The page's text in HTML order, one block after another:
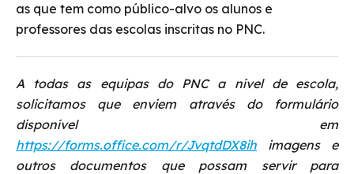
as que tem como público-alvo os alunos e
professores das escolas inscritas no PNC.
A todas as equipas do PNC a nível de escola,
solicitamos que enviem através do formulário
disponível em
https://forms.office.com/r/JvqtdDX8ih imagens e
outros documentos que possam servir para